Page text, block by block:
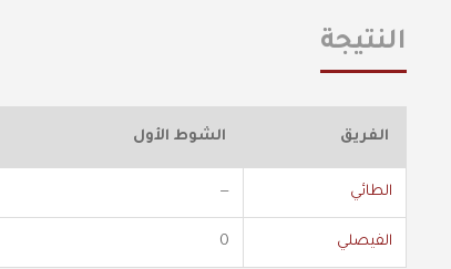
النتيجة
الفريق الشوط الأول
الطائي —
الفيصلي 0